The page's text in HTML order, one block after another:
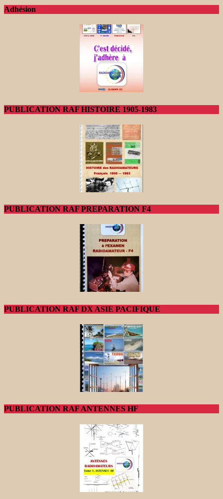
Adhésion
PUBLICATION RAF HISTOIRE 1905-1983
PUBLICATION RAF PREPARATION F4
PUBLICATION RAF DX ASIE PACIFIQUE
PUBLICATION RAF ANTENNES HF